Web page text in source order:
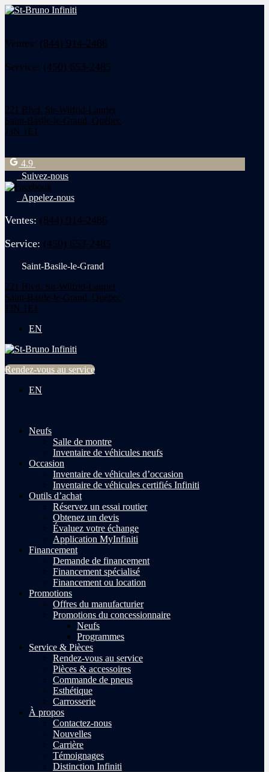
Ventes: (844) 914-2486
Service: (450) 653-2485
221 Blvd. Sir-Wilfrid-Laurier
Saint-Basile-le-Grand, Québec
J3N 1E1
4.9
Suivez-nous
Appelez-nous
Ventes: (844) 914-2486
Service: (450) 653-2485
Saint-Basile-le-Grand
221 Blvd. Sir-Wilfrid-Laurier
Saint-Basile-le-Grand, Québec
J3N 1E1
EN
Rendez-vous au service
EN
Neufs
Salle de montre
Inventaire de véhicules neufs
Occasion
Inventaire de véhicules d’occasion
Inventaire de véhicules certifiés Infiniti
Outils d’achat
Réservez un essai routier
Obtenez un devis
Évaluez votre échange
Application MyInfiniti
Financement
Demande de financement
Financement spécialisé
Financement ou location
Promotions
Offres du manufacturier
Promotions du concessionnaire
Neufs
Programmes
Service & Pièces
Rendez-vous au service
Pièces & accessoires
Commande de pneus
Esthétique
Carrosserie
À propos
Contactez-nous
Nouvelles
Carrière
Témoignages
Distinction Infiniti